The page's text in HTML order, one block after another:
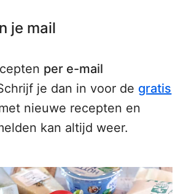
je mail
per e-mail
je dan in voor de gratis
nieuwe recepten en
kan altijd weer.